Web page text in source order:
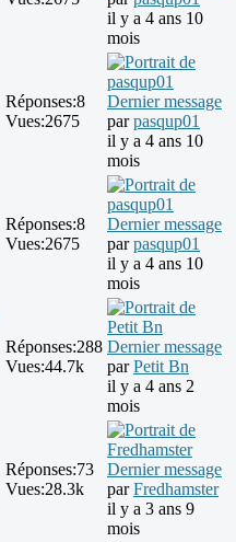
il y a 4 ans 10
mois
Réponses:8
Vues:2675
Dernier message
parpasqup01
il y a 4 ans 10
mois
Réponses:8
Vues:2675
Dernier message
parpasqup01
il y a 4 ans 10
mois
Réponses:288
Vues:44.7k
Dernier message
parPetit Bn
il y a 4 ans 2
mois
Réponses:73
Vues:28.3k
Dernier message
parFredhamster
il y a 3 ans 9
mois